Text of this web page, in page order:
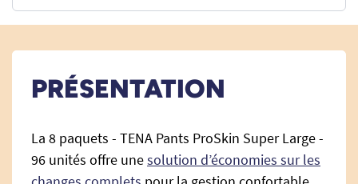
PRÉSENTATION
La 8 paquets - TENA Pants ProSkin Super Large -
96 unités offre unesolution d’économies sur les